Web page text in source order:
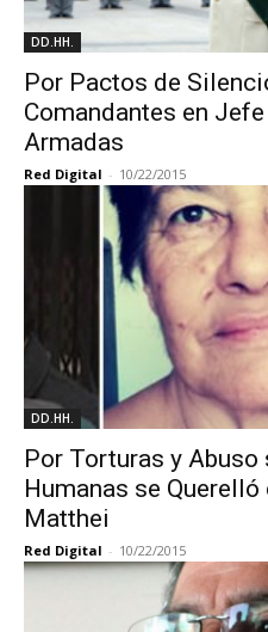
DD.HH.
Por Pactos de
Comandantes en
Armadas
Red Digital - 10/22/2015
DD.HH.
Por Torturas y Abuso
Humanas se Querelló
Matthei
Red Digital - 10/22/2015